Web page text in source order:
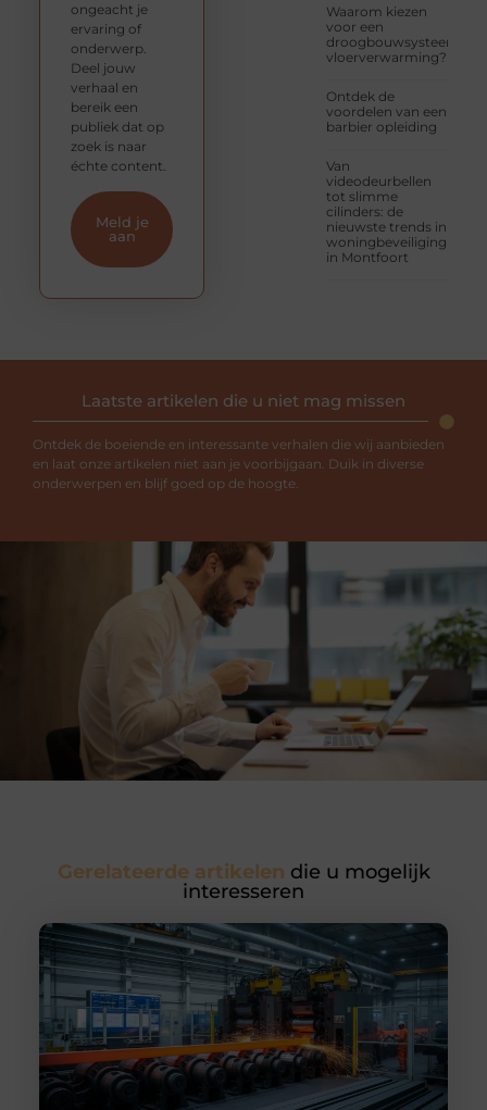
Waarom kiezen
voor een
droogbouwsysteem
vloerverwarming?
Ontdek de
voordelen van een
barbier opleiding
Van
videodeurbellen
tot slimme
cilinders: de
nieuwste trends in
woningbeveiliging
in Montfoort
ongeacht je
ervaring of
onderwerp.
Deel jouw
verhaal en
bereik een
publiek dat op
zoek is naar
échte content.
Meld je
aan
Laatste artikelen die u niet mag missen
Ontdek de boeiende en interessante verhalen die wij aanbieden
en laat onze artikelen niet aan je voorbijgaan. Duik in diverse
onderwerpen en blijf goed op de hoogte.
Gerelateerde artikelen die u mogelijk
interesseren